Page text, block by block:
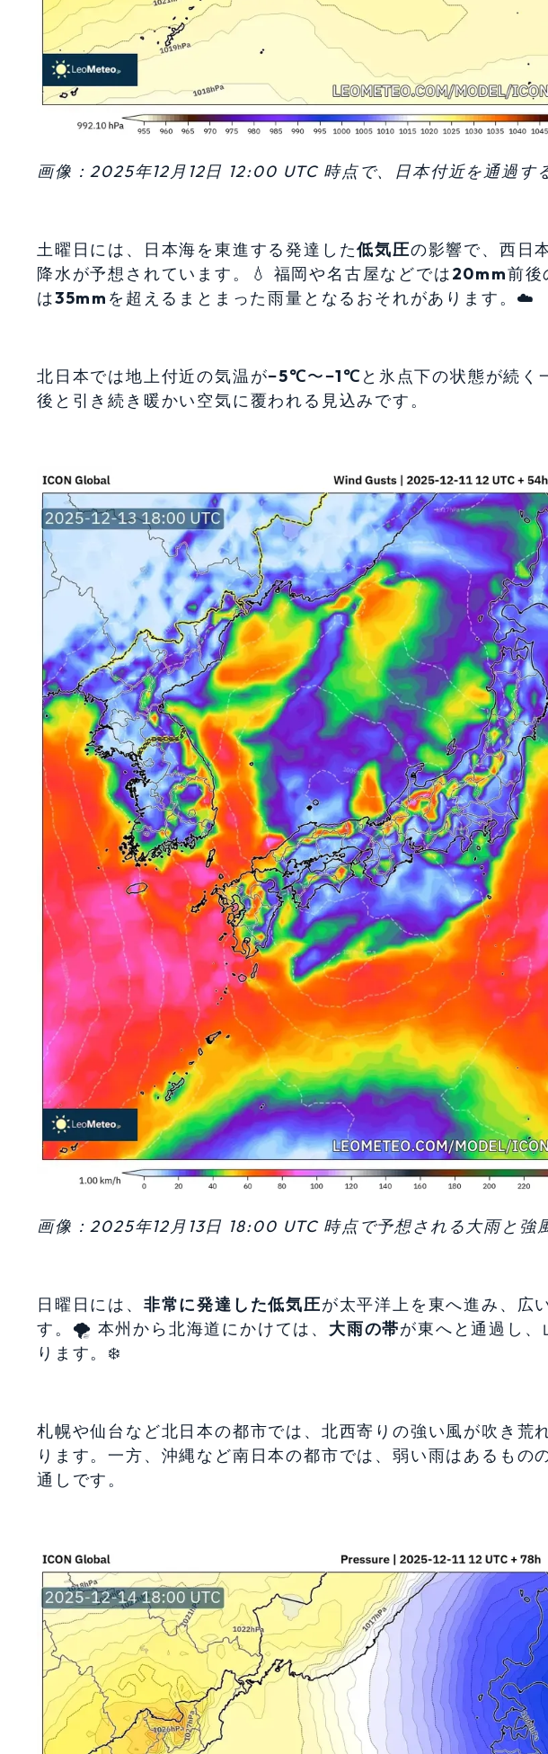
画像：2025年12月12日 12:00 UTC 時点で、日本付近を通過す
土曜日には、日本海を東進する発達した低気圧の影響で、西日
降水が予想されています。💧 福岡や名古屋などでは20mm前後
は35mm を超えるまとまった雨量となるおそれがあります。☁️
北日本では地上付近の気温が−5℃〜−1℃と氷点下の状態が続く
後と引き続き暖かい空気に覆われる見込みです。
画像：2025年12月13日 18:00 UTC 時点で予想される大雨と強
日曜日には、 非常に発達した低気圧が太平洋上を東へ進み、広
す。🌪️ 本州から北海道にかけては、 大雨の帯が東へと通過し、
ります。❄️
札幌や仙台など北日本の都市では、北西寄りの強い風が吹き荒
ります。一方、沖縄など南日本の都市では、弱い雨はあるもの
通しです。